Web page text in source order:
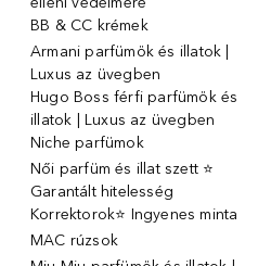
BB & CC krémek
Armani parfümök és illatok |
Luxus az üvegben
Hugo Boss férfi parfümök és
illatok | Luxus az üvegben
Niche parfümok
Női parfüm és illat szett ⭐
Garantált hitelesség
Korrektorok⭐ Ingyenes minta
MAC rúzsok